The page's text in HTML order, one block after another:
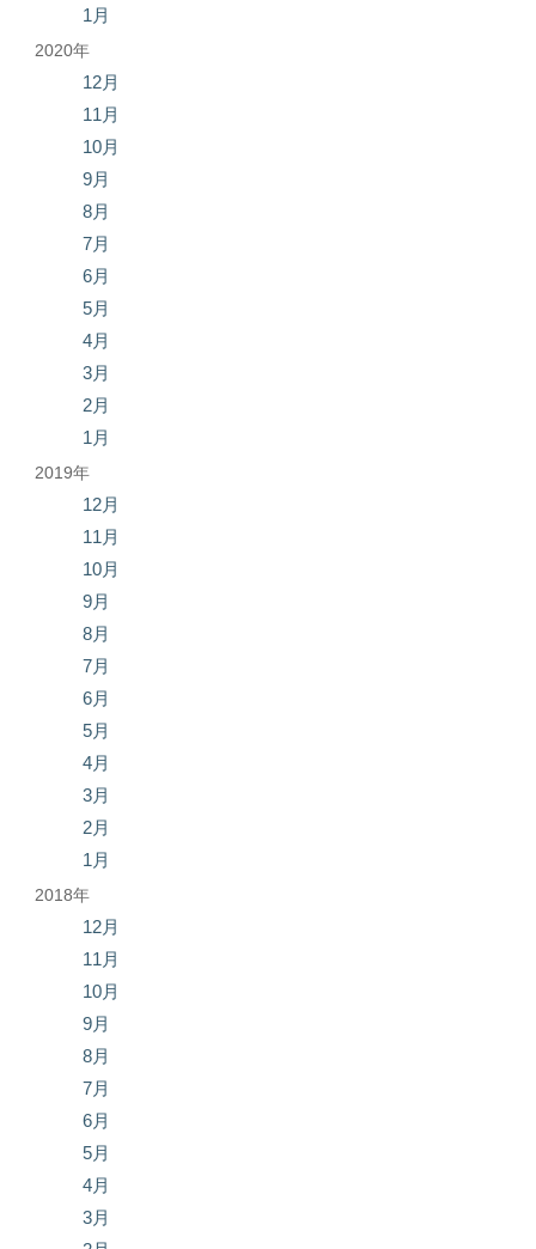
1月
2020年
12月
11月
10月
9月
8月
7月
6月
5月
4月
3月
2月
1月
2019年
12月
11月
10月
9月
8月
7月
6月
5月
4月
3月
2月
1月
2018年
12月
11月
10月
9月
8月
7月
6月
5月
4月
3月